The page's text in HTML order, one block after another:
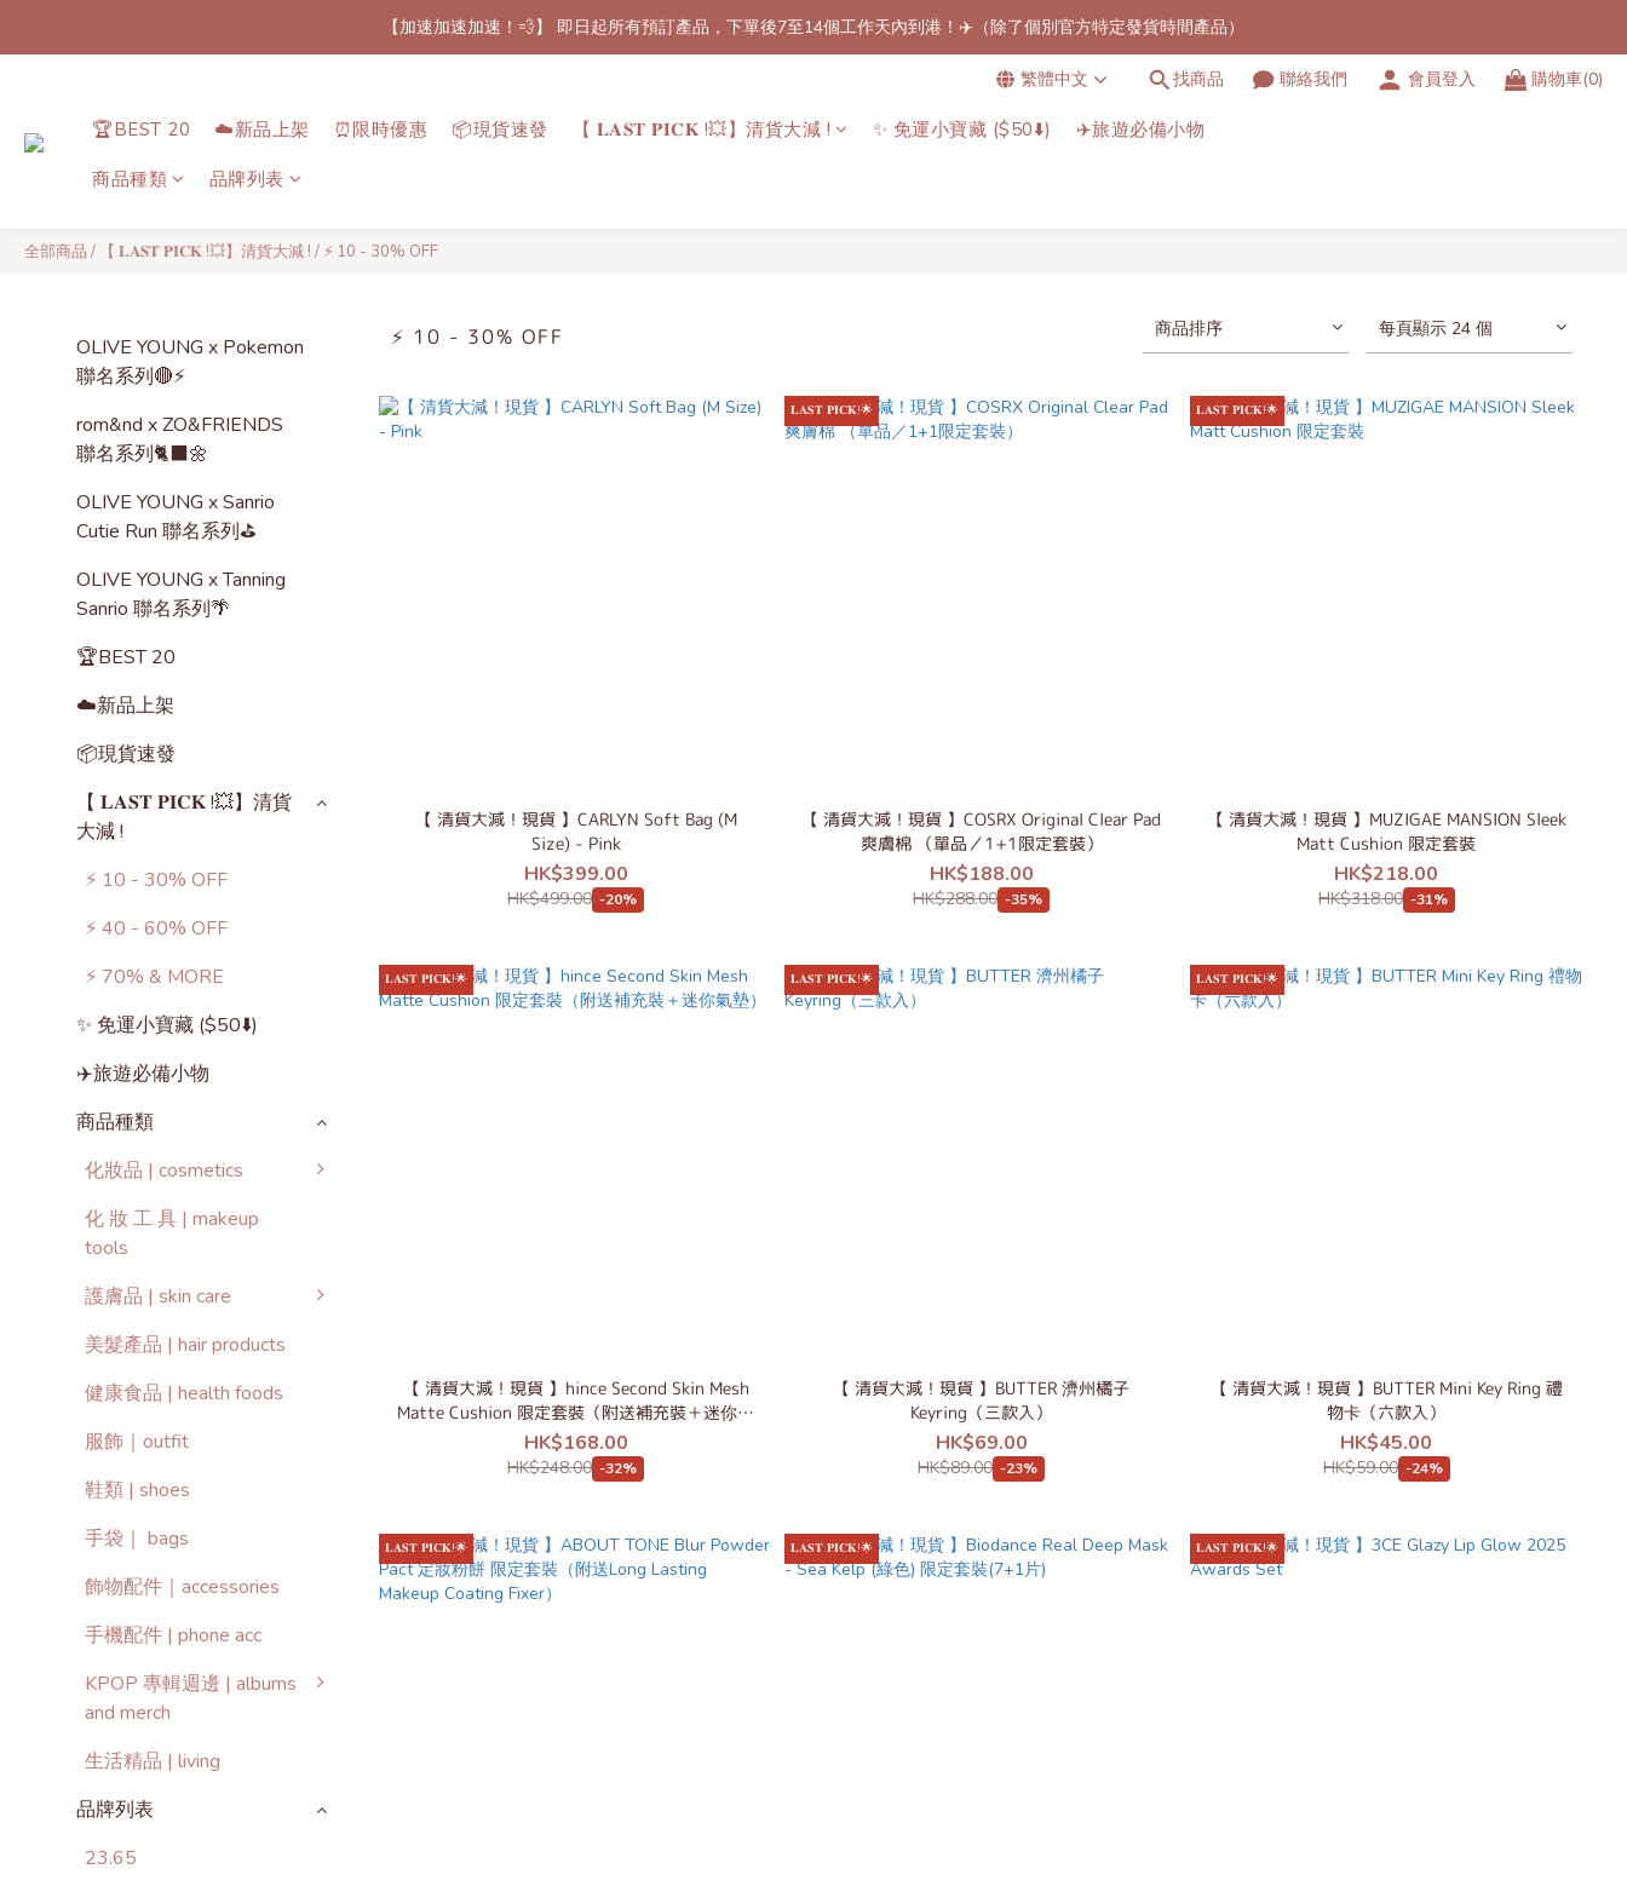
【最新免郵優惠！🚚】滿$800（折扣後總額）包順豐站或櫃自取郵費！（只限香港地區）
【加速加速加速！💨】 即日起所有預訂產品，下單後7至14個工作天內到港！✈️（除了個別官方特定發貨時間產品）
【最新免郵優惠！🚚】滿$800（折扣後總額）包順豐站或櫃自取郵費！（只限香港地區）
繁體中文 找商品 聯絡我們 會員登入 購物車(0)
🏆BEST 20 ☁️新品上架 ⏰限時優惠 📦現貨速發 【 𝐋𝐀𝐒𝐓 𝐏𝐈𝐂𝐊 !💥】清貨大減 ! ✨ 免運小寶藏 ($50⬇️) ✈️旅遊必備小物
商品種類 品牌列表
全部商品 / 【 𝐋𝐀𝐒𝐓 𝐏𝐈𝐂𝐊 !💥】清貨大減 ! / ⚡️ 10 - 30% OFF
OLIVE YOUNG x Pokemon
聯名系列🔴⚡️
rom&nd x ZO&FRIENDS
聯名系列🐈‍⬛🌼
OLIVE YOUNG x Sanrio
Cutie Run 聯名系列⛳
OLIVE YOUNG x Tanning
Sanrio 聯名系列🌴
🏆BEST 20
☁️新品上架
📦現貨速發
【 𝐋𝐀𝐒𝐓 𝐏𝐈𝐂𝐊 !💥】清貨
大減 !
⚡️ 10 - 30% OFF
⚡️ 40 - 60% OFF
⚡️ 70% & MORE
✨ 免運小寶藏 ($50⬇️)
✈️旅遊必備小物
商品種類
化妝品 | cosmetics
化 妝 工 具 | makeup
tools
護膚品 | skin care
美髮產品 | hair products
健康食品 | health foods
服飾｜outfit
鞋類 | shoes
手袋｜ bags
飾物配件｜accessories
手機配件 | phone acc
KPOP 專輯週邊 | albums
and merch
生活精品 | living
品牌列表
23.65
⚡️ 10 - 30% OFF 商品排序 每頁顯示 24 個
【 清貨大減！現貨 】CARLYN Soft Bag (M
Size) - Pink
HK$399.00
HK$499.00 -20%
𝐋𝐀𝐒𝐓 𝐏𝐈𝐂𝐊!🌟
【 清貨大減！現貨 】COSRX Original Clear Pad
爽膚棉 （單品／1+1限定套裝）
HK$188.00
HK$288.00 -35%
𝐋𝐀𝐒𝐓 𝐏𝐈𝐂𝐊!🌟
【 清貨大減！現貨 】MUZIGAE MANSION Sleek
Matt Cushion 限定套裝
HK$218.00
HK$318.00 -31%
𝐋𝐀𝐒𝐓 𝐏𝐈𝐂𝐊!🌟
【 清貨大減！現貨 】hince Second Skin Mesh
Matte Cushion 限定套裝（附送補充裝＋迷你氣
墊）
HK$168.00
HK$248.00 -32%
𝐋𝐀𝐒𝐓 𝐏𝐈𝐂𝐊!🌟
【 清貨大減！現貨 】BUTTER 濟州橘子
Keyring（三款入）
HK$69.00
HK$89.00 -23%
𝐋𝐀𝐒𝐓 𝐏𝐈𝐂𝐊!🌟
【 清貨大減！現貨 】BUTTER Mini Key Ring 禮
物卡（六款入）
HK$45.00
HK$59.00 -24%
𝐋𝐀𝐒𝐓 𝐏𝐈𝐂𝐊!🌟 𝐋𝐀𝐒𝐓 𝐏𝐈𝐂𝐊!🌟 𝐋𝐀𝐒𝐓 𝐏𝐈𝐂𝐊!🌟